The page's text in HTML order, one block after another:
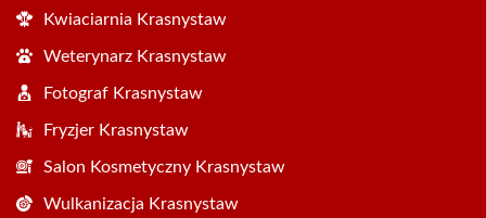
Kwiaciarnia Krasnystaw
Weterynarz Krasnystaw
Fotograf Krasnystaw
Fryzjer Krasnystaw
Salon Kosmetyczny Krasnystaw
Wulkanizacja Krasnystaw